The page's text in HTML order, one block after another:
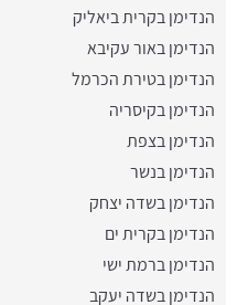
הנדימן בקרית ביאליק
הנדימן באור עקיבא
הנדימן בטירת הכרמל
הנדימן בקיסריה
הנדימן בצפת
הנדימן בנשר
הנדימן בשדה יצחק
הנדימן בקרית ים
הנדימן ברמת ישי
הנדימן בשדה יעקב